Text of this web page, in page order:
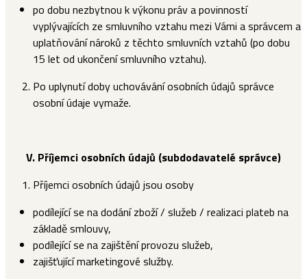
po dobu nezbytnou k výkonu práv a povinností
vyplývajících ze smluvního vztahu mezi Vámi a správcem a
uplatňování nároků z těchto smluvních vztahů (po dobu
15 let od ukončení smluvního vztahu).
Po uplynutí doby uchovávání osobních údajů správce
osobní údaje vymaže.
V. Příjemci osobních údajů (subdodavatelé správce)
Příjemci osobních údajů jsou osoby
podílející se na dodání zboží / služeb / realizaci plateb na
základě smlouvy,
podílející se na zajištění provozu služeb,
zajišťující marketingové služby.